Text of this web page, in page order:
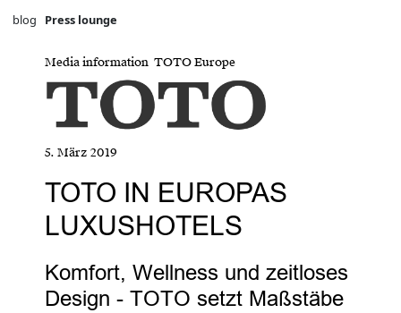
blog Press lounge
Media information TOTO Europe
5. März 2019
TOTO IN EUROPAS
LUXUSHOTELS
Komfort, Wellness und zeitloses
Design - TOTO setzt Maßstäbe